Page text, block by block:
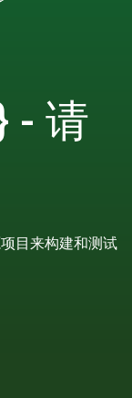
- 请
目来构建和测试